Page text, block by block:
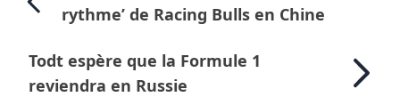
rythme’ de Racing Bulls en Chine
Todt espère que la Formule 1
reviendra en Russie